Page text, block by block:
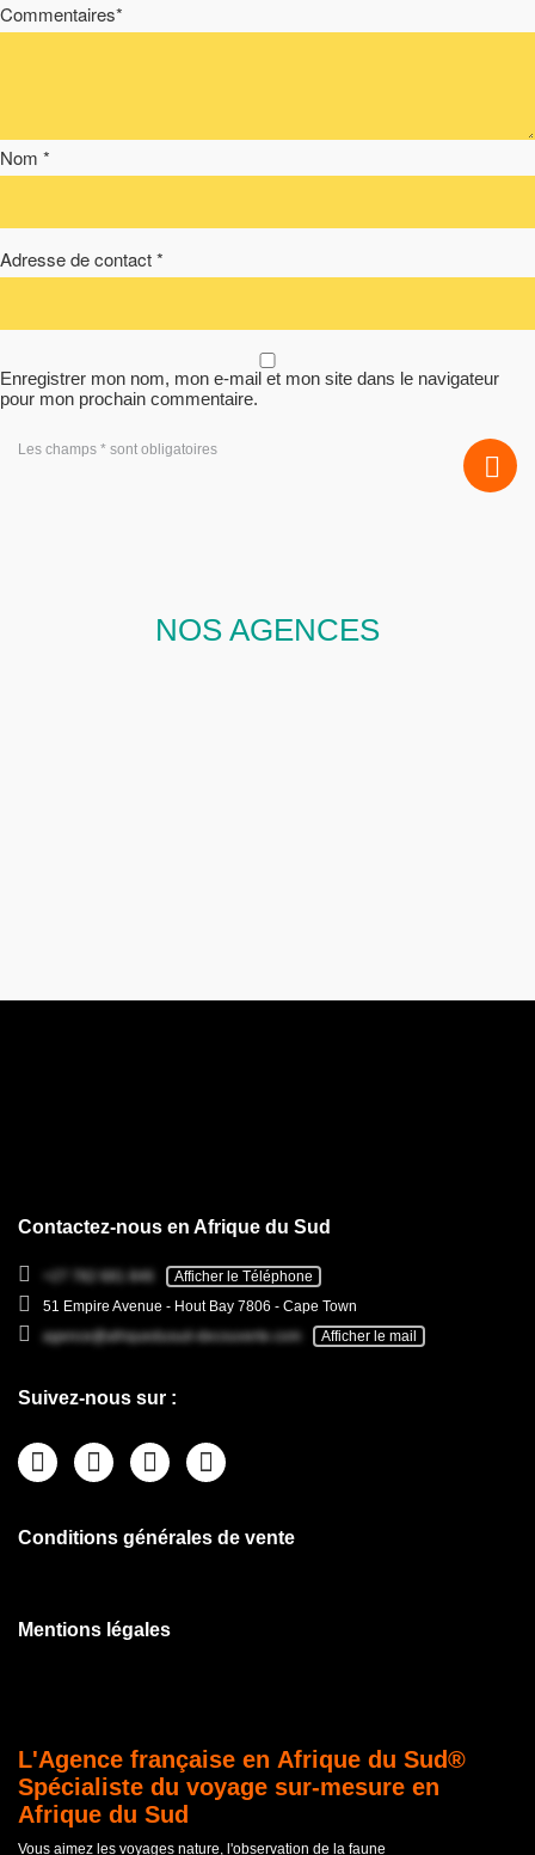
Commentaires*
Nom *
Adresse de contact *
Enregistrer mon nom, mon e-mail et mon site dans le navigateur
pour mon prochain commentaire.
Les champs * sont obligatoires
NOS AGENCES
Contactez-nous en Afrique du Sud
+27 782 681 846
Afficher le Téléphone
51 Empire Avenue - Hout Bay 7806 - Cape Town
agence@afriquedusud-decouverte.com
Afficher le mail
Suivez-nous sur :
Conditions générales de vente
Mentions légales
L'Agence française en Afrique du Sud®
Spécialiste du voyage sur-mesure en
Afrique du Sud
Vous aimez les voyages nature, l'observation de la faune